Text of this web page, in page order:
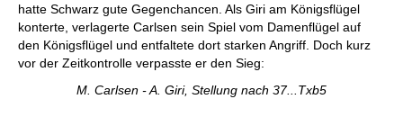
hatte Schwarz gute Gegenchancen. Als Giri am Königsflügel
konterte, verlagerte Carlsen sein Spiel vom Damenflügel auf
den Königsflügel und entfaltete dort starken Angriff. Doch kurz
vor der Zeitkontrolle verpasste er den Sieg:
M. Carlsen - A. Giri, Stellung nach 37...Txb5